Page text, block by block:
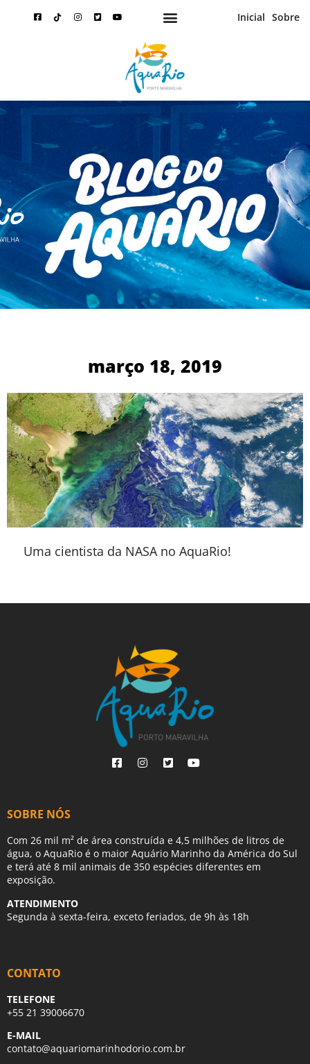
Inicial Sobre
março 18, 2019
Uma cientista da NASA no AquaRio!
SOBRE NÓS
Com 26 mil m² de área construída e 4,5 milhões de litros de
água, o AquaRio é o maior Aquário Marinho da América do Sul
e terá até 8 mil animais de 350 espécies diferentes em
exposição.
ATENDIMENTO
Segunda à sexta-feira, exceto feriados, de 9h às 18h
CONTATO
TELEFONE
+55 21 39006670
E-MAIL
contato@aquariomarinhodorio.com.br